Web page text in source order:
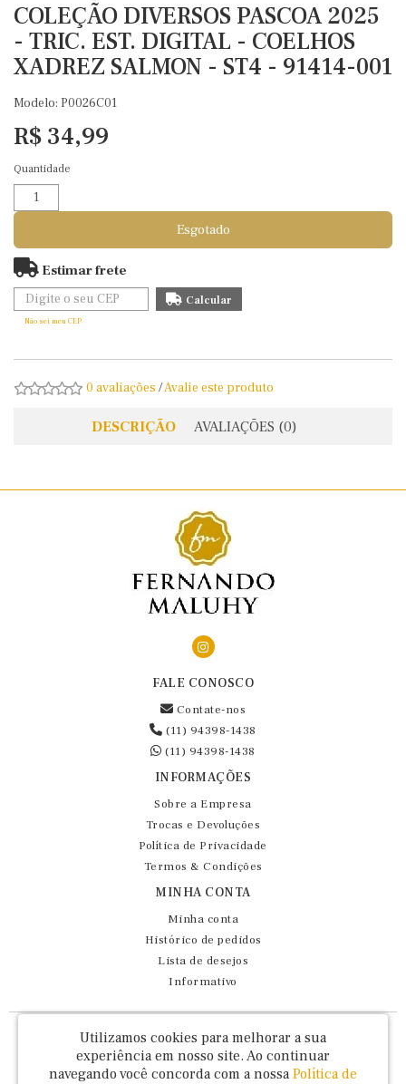
COLEÇÃO DIVERSOS PASCOA 2025
- TRIC. EST. DIGITAL - COELHOS
XADREZ SALMON - ST4 - 91414-001
Modelo: P0026C01
R$ 34,99
Quantidade
Esgotado
Estimar frete
Não sei meu CEP
0 avaliações /Avalie este produto
DESCRIÇÃO AVALIAÇÕES (0)
FALE CONOSCO
Contate-nos
(11) 94398-1438
(11) 94398-1438
INFORMAÇÕES
Sobre a Empresa
Trocas e Devoluções
Política de Privacidade
Termos & Condições
MINHA CONTA
Minha conta
Histórico de pedidos
Lista de desejos
Informativo
Fernando Maluhy Cia Ltda - CNPJ: 60.458.825/0001-86
Rua Dr Euclydes da Cunha, 47 - Brás - São Paulo / SP - CEP 03016-030
Utilizamos cookies para melhorar a sua
experiência em nosso site. Ao continuar
navegando você concorda com a nossa Política de